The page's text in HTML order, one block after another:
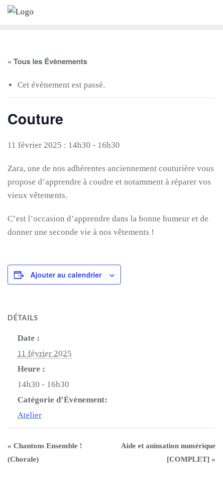
Skip
« Tous les Évènements
Cet évènement est passé.
Couture
11 février 2025 : 14h30 - 16h30
Zara, une de nos adhérentes anciennement couturière vous
propose d’apprendre à coudre et notamment à réparer vos
vieux vêtements.
C’est l’occasion d’apprendre dans la bonne humeur et de
donner une seconde vie à nos vêtements !
Ajouter au calendrier
DÉTAILS
Date :
11 février 2025
Heure :
14h30 - 16h30
Catégorie d’Évènement:
Atelier
« Chantons Ensemble !
(Chorale)
Aide et animation numérique
[COMPLET] »